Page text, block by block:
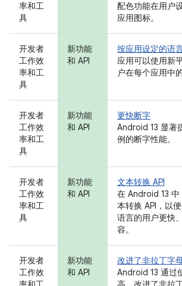
率和工
具
配色功能在用户
应用图标。
开发者
工作效
率和工
具
新功能
和 API
按应用设定的语
应用可以使用新
户在每个应用中
开发者
工作效
率和工
具
新功能
和 API
更快断字
Android 13 显著
例的断字性能。
开发者
工作效
率和工
具
新功能
和 API
文本转换 API
在 Android 13 中
本转换 API，以
语言的用户更快
容。
开发者
工作效
新功能
和 API
改进了非拉丁字
Android 13 通过